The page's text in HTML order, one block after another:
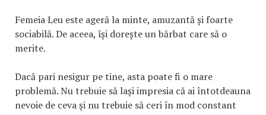
Femeia Leu este ageră la minte, amuzantă și foarte
sociabilă. De aceea, își dorește un bărbat care să o
merite.
Dacă pari nesigur pe tine, asta poate fi o mare
problemă. Nu trebuie să lași impresia că ai întotdeauna
nevoie de ceva și nu trebuie să ceri în mod constant